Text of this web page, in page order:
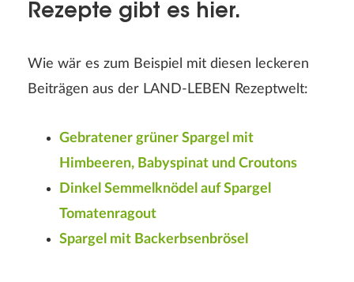
Rezepte gibt es hier.
Wie wär es zum Beispiel mit diesen leckeren
Beiträgen aus der LAND-LEBEN Rezeptwelt:
Gebratener grüner Spargel mit
Himbeeren, Babyspinat und Croutons
Dinkel Semmelknödel auf Spargel
Tomatenragout
Spargel mit Backerbsenbrösel